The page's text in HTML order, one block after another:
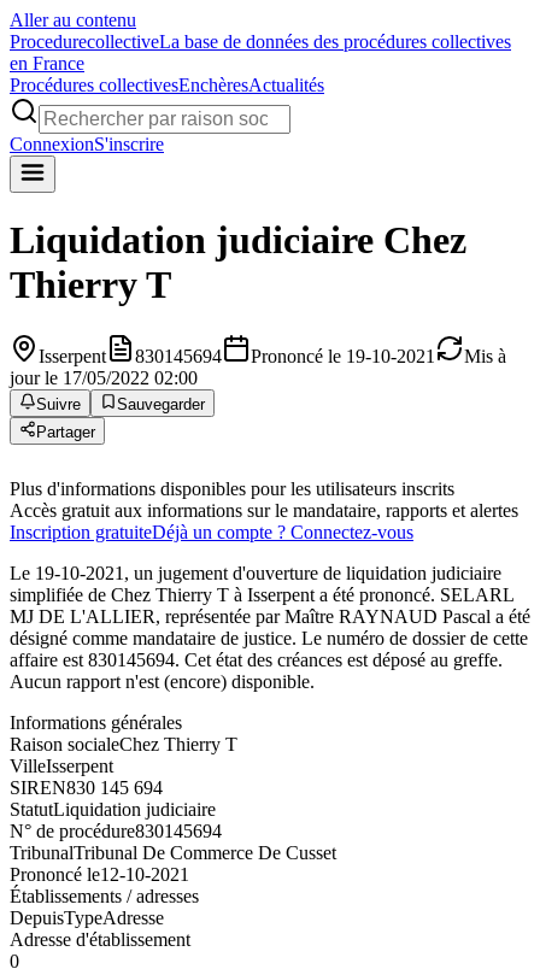
Aller au contenu
ProcedurecollectiveLa base de données des procédures collectives
en France
Procédures collectivesEnchèresActualités
ConnexionS'inscrire
Liquidation judiciaire Chez
Thierry T
Isserpent 830145694 Prononcé le 19-10-2021
Mis à
jour le 17/05/2022 02:00
Suivre
Sauvegarder
Partager
Plus d'informations disponibles pour les utilisateurs inscrits
Accès gratuit aux informations sur le mandataire, rapports et alertes
Inscription gratuiteDéjà un compte ? Connectez-vous
Le 19-10-2021, un jugement d'ouverture de liquidation judiciaire
simplifiée de Chez Thierry T à Isserpent a été prononcé. SELARL
MJ DE L'ALLIER, représentée par Maître RAYNAUD Pascal a été
désigné comme mandataire de justice. Le numéro de dossier de cette
affaire est 830145694. Cet état des créances est déposé au greffe.
Aucun rapport n'est (encore) disponible.
Informations générales
Raison socialeChez Thierry T
VilleIsserpent
SIREN830 145 694
StatutLiquidation judiciaire
N° de procédure830145694
TribunalTribunal De Commerce De Cusset
Prononcé le12-10-2021
Établissements / adresses
DepuisTypeAdresse
Adresse d'établissement
0